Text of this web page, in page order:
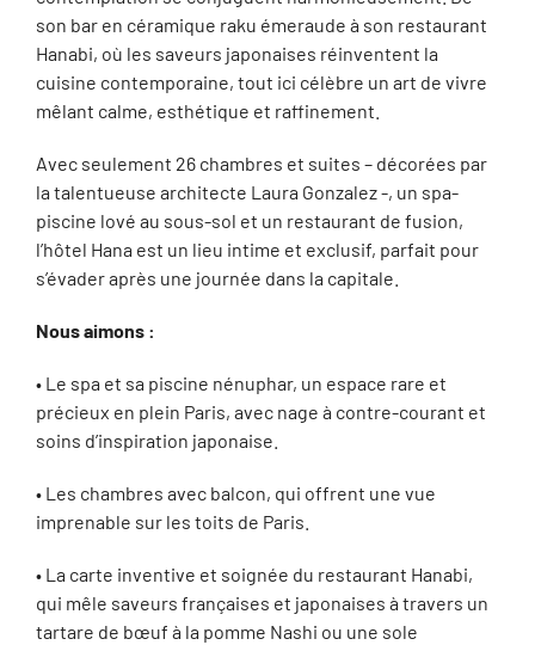
son bar en céramique raku émeraude à son restaurant
Hanabi, où les saveurs japonaises réinventent la
cuisine contemporaine, tout ici célèbre un art de vivre
mêlant calme, esthétique et raffinement.
Avec seulement 26 chambres et suites – décorées par
la talentueuse architecte Laura Gonzalez -, un spa-
piscine lové au sous-sol et un restaurant de fusion,
l’hôtel Hana est un lieu intime et exclusif, parfait pour
s’évader après une journée dans la capitale.
Nous aimons :
• Le spa et sa piscine nénuphar, un espace rare et
précieux en plein Paris, avec nage à contre-courant et
soins d’inspiration japonaise.
• Les chambres avec balcon, qui offrent une vue
imprenable sur les toits de Paris.
• La carte inventive et soignée du restaurant Hanabi,
qui mêle saveurs françaises et japonaises à travers un
tartare de bœuf à la pomme Nashi ou une sole